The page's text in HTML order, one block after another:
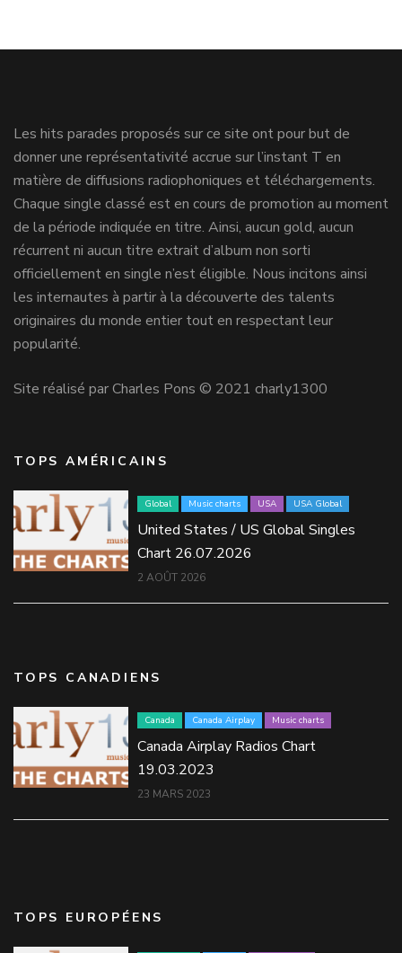
Les hits parades proposés sur ce site ont pour but de
donner une représentativité accrue sur l’instant T en
matière de diffusions radiophoniques et téléchargements.
Chaque single classé est en cours de promotion au moment
de la période indiquée en titre. Ainsi, aucun gold, aucun
récurrent ni aucun titre extrait d’album non sorti
officiellement en single n’est éligible. Nous incitons ainsi
les internautes à partir à la découverte des talents
originaires du monde entier tout en respectant leur
popularité.
Site réalisé par Charles Pons © 2021 charly1300
TOPS AMÉRICAINS
Global Music charts USA USA Global
United States / US Global Singles
Chart 26.07.2026
2 AOÛT 2026
TOPS CANADIENS
Canada Canada Airplay Music charts
Canada Airplay Radios Chart
19.03.2023
23 MARS 2023
TOPS EUROPÉENS